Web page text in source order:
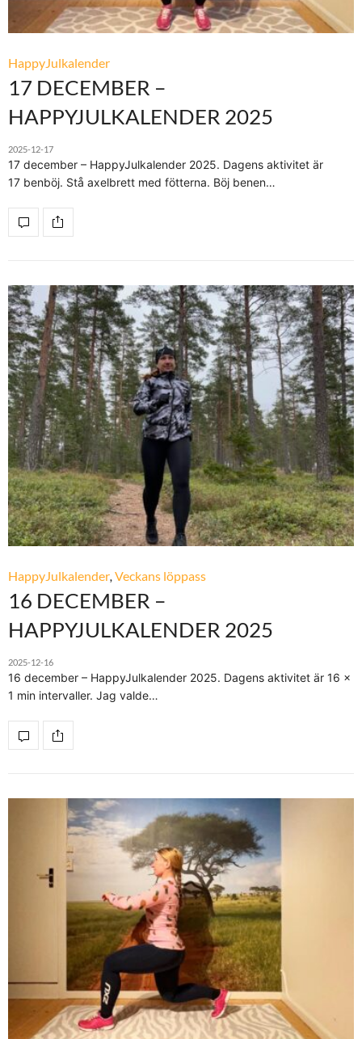
HappyJulkalender
17 DECEMBER –
HAPPYJULKALENDER 2025
2025-12-17
17 december – HappyJulkalender 2025. Dagens aktivitet är
17 benböj. Stå axelbrett med fötterna. Böj benen…
HappyJulkalender,Veckans löppass
16 DECEMBER –
HAPPYJULKALENDER 2025
2025-12-16
16 december – HappyJulkalender 2025. Dagens aktivitet är 16 x
1 min intervaller. Jag valde…